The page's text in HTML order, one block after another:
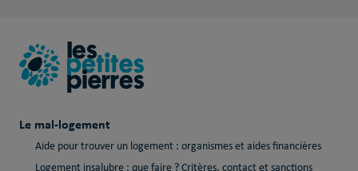
Le mal-logement
Aide pour trouver un logement : organismes et aides financières
Logement insalubre : que faire ? Critères, contact et sanctions